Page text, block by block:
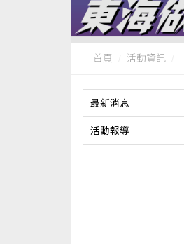
首頁 活動資訊
最新消息
活動報導